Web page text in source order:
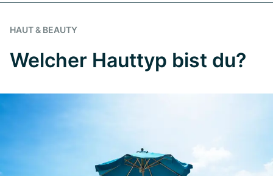
HAUT & BEAUTY
Welcher Hauttyp bist du?